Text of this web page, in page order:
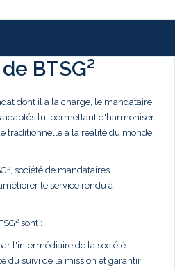
BTSG²
dont il a la charge, le mandataire
adaptés lui permettant d'harmoniser
traditionnelle à la réalité du monde
société de mandataires
le service rendu à
sont :
l'intermédiaire de la société
du suivi de la mission et garantir